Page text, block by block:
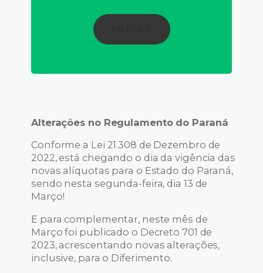
Alterações no Regulamento do Paraná
Conforme a Lei 21.308 de Dezembro de
2022, está chegando o dia da vigência das
novas alíquotas para o Estado do Paraná,
sendo nesta segunda-feira, dia 13 de
Março!
E para complementar, neste mês de
Março foi publicado o Decreto 701 de
2023, acrescentando novas alterações,
inclusive, para o Diferimento.